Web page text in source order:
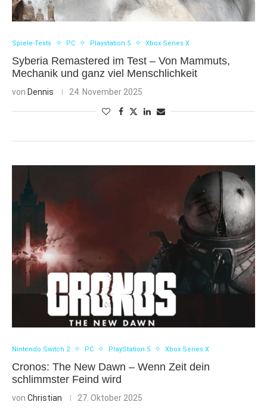
Spiele-Tests PC Playstation 5 Xbox Series X
Syberia Remastered im Test – Von Mammuts,
Mechanik und ganz viel Menschlichkeit
von Dennis 24. November 2025
Nintendo Switch 2 PC PlayStation 5 Xbox Series X
Cronos: The New Dawn – Wenn Zeit dein
schlimmster Feind wird
von Christian 27. Oktober 2025